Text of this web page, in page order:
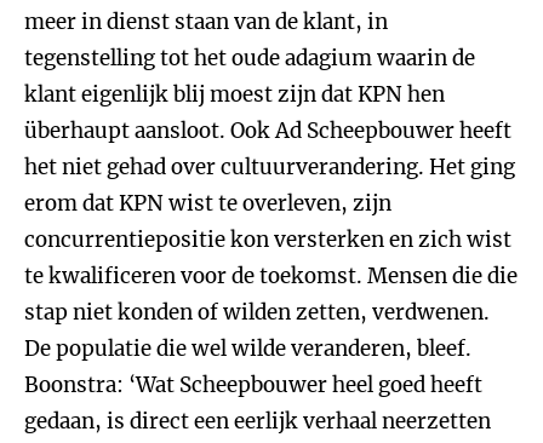
meer in dienst staan van de klant, in
tegenstelling tot het oude adagium waarin de
klant eigenlijk blij moest zijn dat KPN hen
überhaupt aansloot. Ook Ad Scheepbouwer heeft
het niet gehad over cultuurverandering. Het ging
erom dat KPN wist te overleven, zijn
concurrentiepositie kon versterken en zich wist
te kwalificeren voor de toekomst. Mensen die die
stap niet konden of wilden zetten, verdwenen.
De populatie die wel wilde veranderen, bleef.
Boonstra: ‘Wat Scheepbouwer heel goed heeft
gedaan, is direct een eerlijk verhaal neerzetten